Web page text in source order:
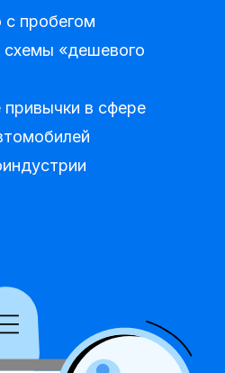
пробегом
«дешевого
привычки в сфере